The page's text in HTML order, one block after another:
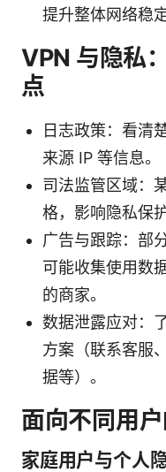
提升整体网络稳定
VPN 与隐私
点
日志政策：看清
来源 IP 等信息。
司法监管区域：
格，影响隐私保
广告与跟踪：部
可能收集使用数
的商家。
数据泄露应对：
方案（联系客服
据等）。
面向不同用
家庭用户与个人